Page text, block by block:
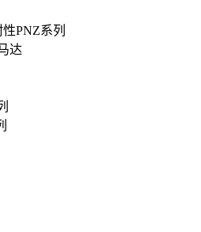
PNZ系列
达